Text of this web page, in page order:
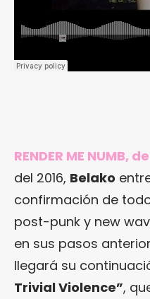
RENDER ME NUMB,
del 2016, Belako
confirmación de
post-punk y new
en sus pasos
llegará su
Trivial Violence”,